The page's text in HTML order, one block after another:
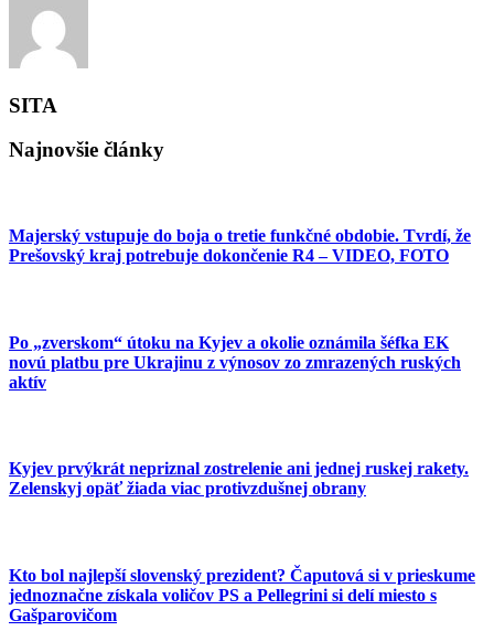
SITA
Najnovšie články
Majerský vstupuje do boja o tretie funkčné obdobie. Tvrdí, že
Prešovský kraj potrebuje dokončenie R4 – VIDEO, FOTO
Po „zverskom“ útoku na Kyjev a okolie oznámila šéfka EK
novú platbu pre Ukrajinu z výnosov zo zmrazených ruských
aktív
Kyjev prvýkrát nepriznal zostrelenie ani jednej ruskej rakety.
Zelenskyj opäť žiada viac protivzdušnej obrany
Kto bol najlepší slovenský prezident? Čaputová si v prieskume
jednoznačne získala voličov PS a Pellegrini si delí miesto s
Gašparovičom